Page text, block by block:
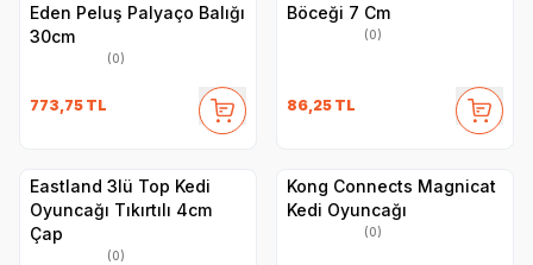
Eden Peluş Palyaço Balığı
30cm
(0)
773,75 TL
Böceği 7 Cm
(0)
86,25 TL
Eastland 3lü Top Kedi
Oyuncağı Tıkırtılı 4cm
Çap
(0)
Kong Connects Magnicat
Kedi Oyuncağı
(0)